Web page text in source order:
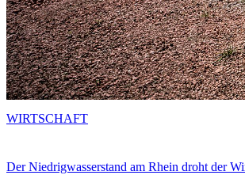
Der Niedrigwasserstand am Rhein droht der
WIRTSCHAFT